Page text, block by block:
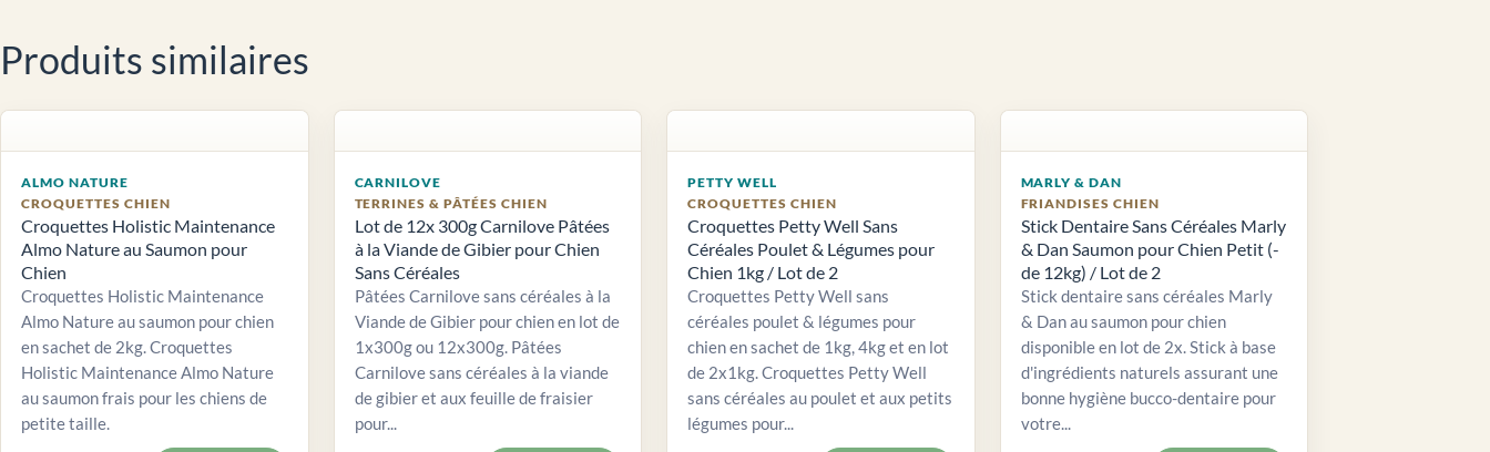
Produits similaires
ALMO NATURE
CROQUETTES CHIEN
Croquettes Holistic Maintenance
Almo Nature au Saumon pour
Chien
Croquettes Holistic Maintenance
Almo Nature au saumon pour chien
en sachet de 2kg. Croquettes
Holistic Maintenance Almo Nature
au saumon frais pour les chiens de
petite taille.
CARNILOVE
TERRINES & PÂTÉES CHIEN
Lot de 12x 300g Carnilove Pâtées
à la Viande de Gibier pour Chien
Sans Céréales
Pâtées Carnilove sans céréales à la
Viande de Gibier pour chien en lot de
1x300g ou 12x300g. Pâtées
Carnilove sans céréales à la viande
de gibier et aux feuille de fraisier
pour...
PETTY WELL
CROQUETTES CHIEN
Croquettes Petty Well Sans
Céréales Poulet & Légumes pour
Chien 1kg / Lot de 2
Croquettes Petty Well sans
céréales poulet & légumes pour
chien en sachet de 1kg, 4kg et en lot
de 2x1kg. Croquettes Petty Well
sans céréales au poulet et aux petits
légumes pour...
MARLY & DAN
FRIANDISES CHIEN
Stick Dentaire Sans Céréales Marly
& Dan Saumon pour Chien Petit (-
de 12kg) / Lot de 2
Stick dentaire sans céréales Marly
& Dan au saumon pour chien
disponible en lot de 2x. Stick à base
d'ingrédients naturels assurant une
bonne hygiène bucco-dentaire pour
votre...